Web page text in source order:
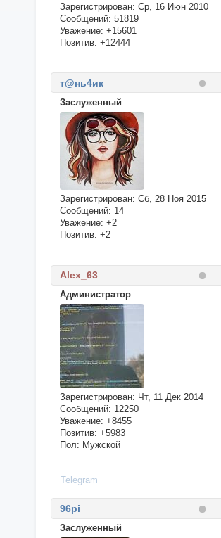
Зарегистрирован: Ср, 16 Июн 2010
Сообщений: 51819
Уважение: +15601
Позитив: +12444
т@нь4ик
Заслуженный
Зарегистрирован: Сб, 28 Ноя 2015
Сообщений: 14
Уважение: +2
Позитив: +2
Alex_63
Администратор
Зарегистрирован: Чт, 11 Дек 2014
Сообщений: 12250
Уважение: +8455
Позитив: +5983
Пол: Мужской
Telegram
96pi
Заслуженный